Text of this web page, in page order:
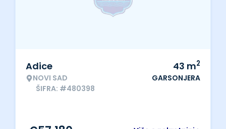
Adice
NOVI SAD
ŠIFRA: #480398
43 m2
GARSONJERA